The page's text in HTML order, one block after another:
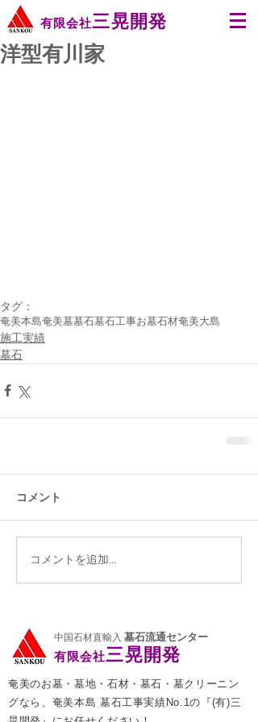
有限会社三晃開発
洋型有川家
タグ：
奄美本島奄美墓墓石墓石工事お墓石材奄美大島
施工実績
墓石
コメント
コメントを追加…
有限会社三晃開発
中国石材直輸入 墓石流通センター
奄美のお墓・墓地・石材・墓石・墓クリーニン
グなら、奄美本島 墓石工事実績No.1の『(有)三